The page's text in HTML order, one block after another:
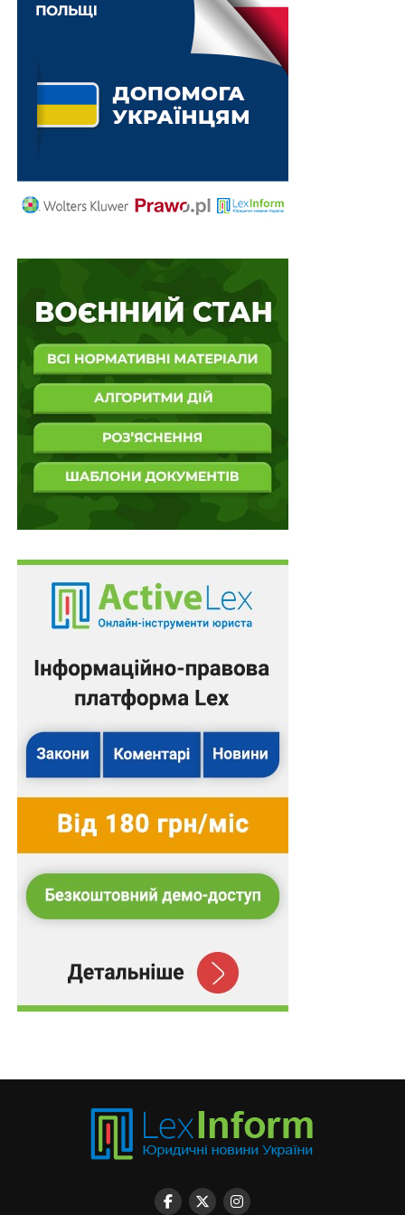
(об’єднані районні), міські (районні у містах, об’єднані
міські) територіальні центри комплектування та
соціальної підтримки, уповноважені підрозділи
Центрального управління, регіональні органи, заклади
СБУ, підрозділи Служби зовнішньої розвідки,
державні органи, органи місцевого самоврядування,
медичні, юридичні (правничу допомогу), соціальні та
інші послуги;
рядового і начальницького складу служби цивільного
захисту, поліцейських та членів їх сімей, діяльність
яких провадиться відповідно до
діяльності служб супроводу військовослужбовців,
осіб рядового і начальницького складу служби
цивільного захисту, поліцейських та членів їх сімей
затвердженого постановою від 20 серпня 2024 р. №
Також новим п. 15-1 цього Порядку передбачено, що
з метою здійснення заходів з підтримки фахівець із
супроводу під час провадження діяльності взаємодіє
1) територіальними органами Пенсійного фонду
України з метою забезпечення супроводу осіб з
питань:
– організації пенсійних та інших виплат відповідно до
законодавства;
– організації надання житлових субсидій та пільг на
оплату житлово-комунальних послуг, придбання
твердого палива і скрапленого газу;
– забезпечення здійснення інших заходів соціального
характеру, передбачених законодавством;
2) регіональними центрами зайнятості, їх філіями з
питань:
здійснення заходів сприяння зайнятості та
працевлаштуванню, виплати матеріального
забезпечення на випадок безробіття, передбачених
– організації навчання: підготовка, перепідготовка,
підвищення кваліфікації, отримання ваучера та
реалізації інших програм зайнятості населення;
3) Нацсоцслужбою та її територіальними органами з